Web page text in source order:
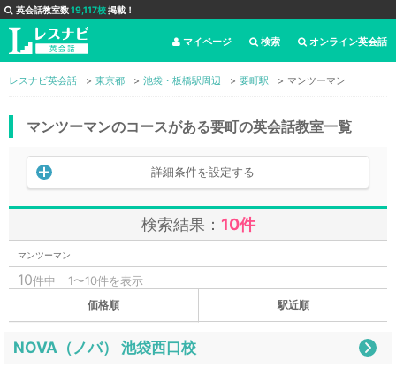
英会話教室数19,117校掲載！
オンライン英会話
検索
マイページ
レスナビ英会話 東京都 池袋・板橋駅周辺 要町駅 マンツーマン
マンツーマンのコースがある要町の英会話教室一覧
詳細条件を設定する
検索結果： 10件
マンツーマン
10件中 1〜10件を表示
価格順 駅近順
NOVA（ノバ） 池袋西口校